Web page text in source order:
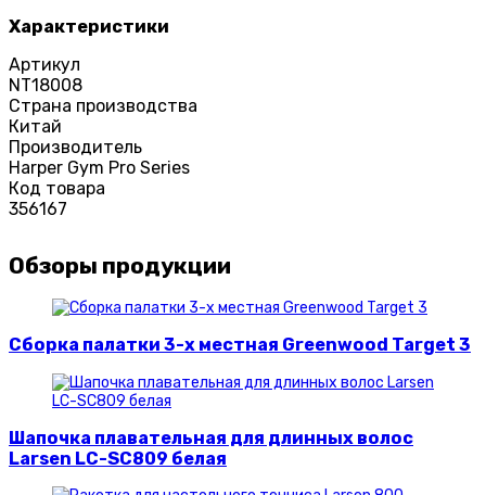
Характеристики
Артикул
NT18008
Страна производства
Китай
Производитель
Harper Gym Pro Series
Код товара
356167
Обзоры продукции
Сборка палатки 3-х местная Greenwood Target 3
Шапочка плавательная для длинных волос
Larsen LC-SC809 белая